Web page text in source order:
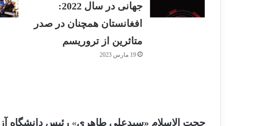
جهانی در سال 2022:
افغانستان همچنان در صدر
متاثرین از تروریسم
19 مارس 2023
حجت الاسلام «سیدعلی طاهری» رئیس دانشگاه